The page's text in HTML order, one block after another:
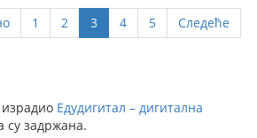
1 2 3 4 5
Следеће
Едудигитал – дигитална
су задржана.